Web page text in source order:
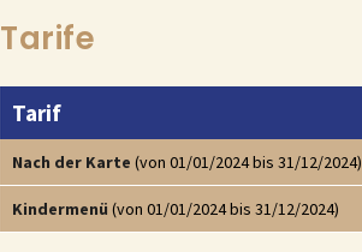
Tarife
Tarif
Nach der Karte (von 01/01/2024 bis 31/12/2024)
Kindermenü (von 01/01/2024 bis 31/12/2024)